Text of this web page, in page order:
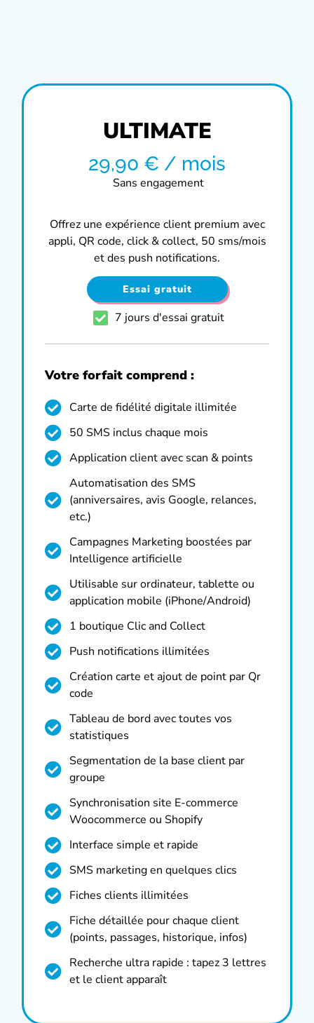
ULTIMATE
29,90 € / mois
Sans engagement
Offrez une expérience client premium avec
appli, QR code, click & collect, 50 sms/mois
et des push notifications.
Essai gratuit
7 jours d'essai gratuit
Votre forfait comprend :
Carte de fidélité digitale illimitée
50 SMS inclus chaque mois
Application client avec scan & points
Automatisation des SMS
(anniversaires, avis Google, relances,
etc.)
Campagnes Marketing boostées par
Intelligence artificielle
Utilisable sur ordinateur, tablette ou
application mobile (iPhone/Android)
1 boutique Clic and Collect
Push notifications illimitées
Création carte et ajout de point par Qr
code
Tableau de bord avec toutes vos
statistiques
Segmentation de la base client par
groupe
Synchronisation site E-commerce
Woocommerce ou Shopify
Interface simple et rapide
SMS marketing en quelques clics
Fiches clients illimitées
Fiche détaillée pour chaque client
(points, passages, historique, infos)
Recherche ultra rapide : tapez 3 lettres
et le client apparaît